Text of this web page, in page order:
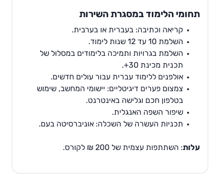
תחומי הלימוד במסגרת השירות
קריאה וכתיבה: בעברית או בערבית.
השלמת 10 עד 12 שנות לימוד.
השלמת בגרויות ותמיכה בלימודים במסלול של
תכנית מכינת 30+.
אולפנים ללימוד עברית עבור עולים חדשים.
צמצום פערים דיגיטליים: יישומי המחשב, שימוש
בטלפון חכם וגלישה באינטרנט.
שיפור השפה האנגלית.
תכניות העשרה של השכלה: אוניברסיטה בעם.
עלות: השתתפות עצמית של 200 ₪ לקורס.